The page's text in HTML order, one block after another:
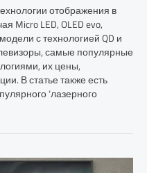
отображения в
Micro LED, OLED evo,
с технологией QD и
самые популярные
их цены,
В статье также есть
‘лазерного